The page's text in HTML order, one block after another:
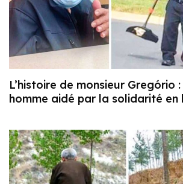
L’histoire de monsieur Gregório
homme aidé par la solidarité en